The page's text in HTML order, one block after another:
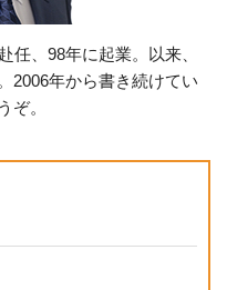
任、98年に起業。以来、
2006年から書き続けてい
ぞ。